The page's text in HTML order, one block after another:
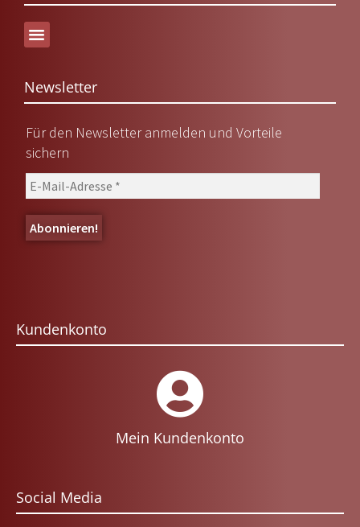
Newsletter
Für den Newsletter anmelden und Vorteile
sichern
Kundenkonto
Mein Kundenkonto
Social Media